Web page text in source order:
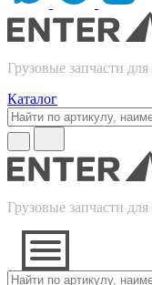
Грузовые запчасти
Каталог
Грузовые запчасти